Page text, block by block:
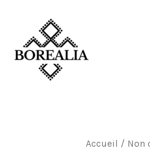
Accueil / Non
quantité